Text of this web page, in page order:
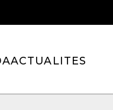
ACTUALITES